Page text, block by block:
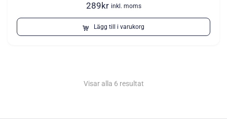
289kr inkl. moms
Lägg till i varukorg
Visar alla 6 resultat